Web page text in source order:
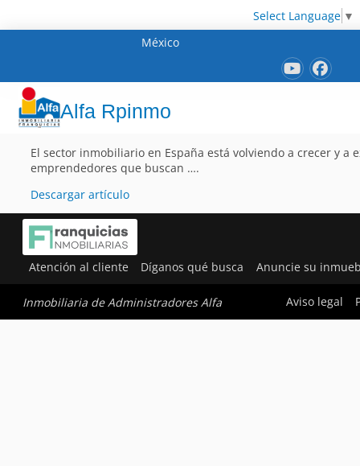
Select Language ▼
México
Alfa Rpinmo
El sector inmobiliario en España está volviendo a crecer y a
emprendedores que buscan ….
Descargar artículo
Atención al cliente Díganos qué busca Anuncie su
Inmobiliaria de Administradores Alfa Aviso legal